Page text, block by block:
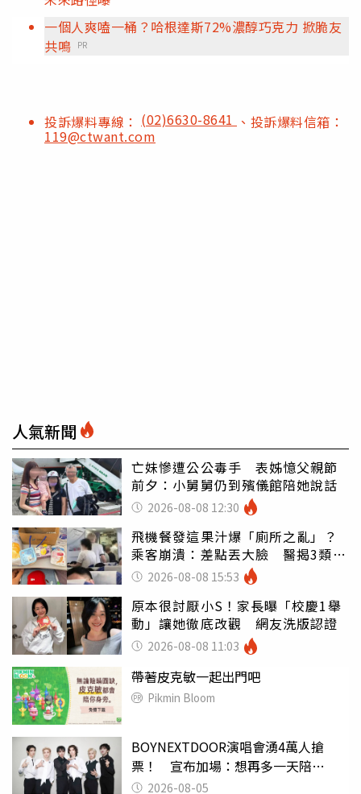
一個人爽嗑一桶？哈根達斯72%濃醇巧克力 掀脆友
共鳴 PR
投訴爆料專線： (02)6630-8641 、投訴爆料信箱：
119@ctwant.com
人氣新聞
亡妹慘遭公公毒手 表姊憶父親節
前夕：小舅舅仍到殯儀館陪她說話
2026-08-08 12:30
飛機餐發這果汁爆「廁所之亂」？
乘客崩潰：差點丟大臉 醫揭3類人
別亂喝
2026-08-08 15:53
原本很討厭小S！家長曝「校慶1舉
動」讓她徹底改觀 網友洗版認證
2026-08-08 11:03
帶著皮克敏一起出門吧
Pikmin Bloom
BOYNEXTDOOR演唱會湧4萬人搶
票！ 宣布加場：想再多一天陪
ONEDOOR
2026-08-05